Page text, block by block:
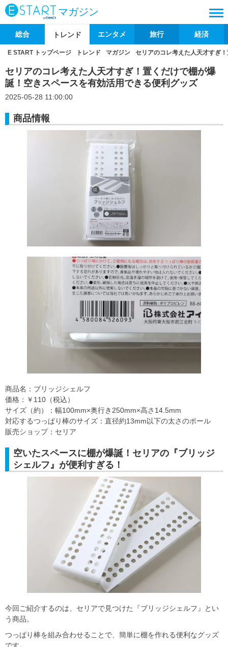
マガジン
総合 トレンド エンタメ 旅行 経済
E START トップページ トレンド マガジン セリアのコレ考えた人天才すぎ
セリアのコレ考えた人天才すぎ！置くだけで棚が爆
誕！空きスペースを有効活用できる便利グッズ
2025-05-28 11:00:00
商品情報
商品名：ブリッジシェルフ
価格：￥110（税込）
サイズ（約）：幅100mm×奥行き250mm×高さ14.5mm
対応するつっぱり棒のサイズ：直径約13mm以下の太さのポール
販売ショップ：セリア
空いたスペースに棚が爆誕！セリアの『ブリッジ
シェルフ』が便利すぎる！
今回ご紹介するのは、セリアで見つけた『ブリッジシェルフ』とい
う商品。
つっぱり棒を組み合わせることで、簡単に棚を作れる便利なグッズ